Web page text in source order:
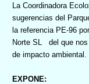
La Coordinadora
sugerencias del
la referencia PE-96
Norte SL
del que
de impacto ambiental.
EXPONE: